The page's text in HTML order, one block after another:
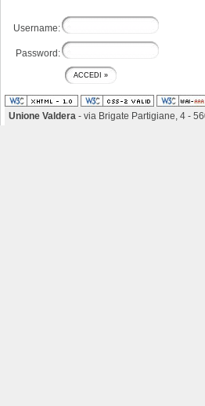
Username:
Password:
Unione Valdera - via Brigate Partigiane, 4 -